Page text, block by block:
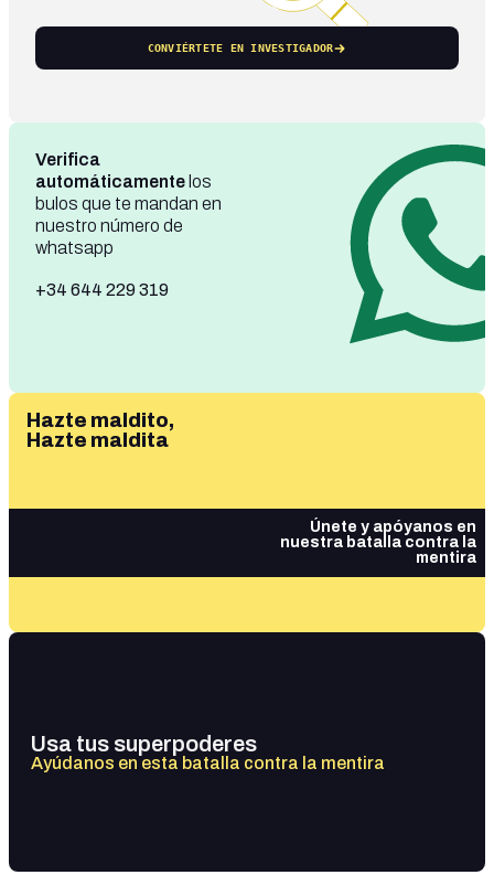
CONVIÉRTETE EN INVESTIGADOR
Verifica
automáticamente los
bulos que te mandan en
nuestro número de
whatsapp
+34 644 229 319
Hazte maldito,
Hazte maldita
Únete y apóyanos en
nuestra batalla contra la
mentira
Usa tus superpoderes
Ayúdanos en esta batalla contra la mentira